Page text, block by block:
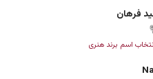
فرهان
اسم برند هنری